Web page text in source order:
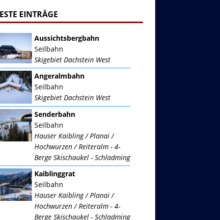
EINTRÄGE
Aussichtsbergbahn
Seilbahn
Skigebiet Dachstein West
Angeralmbahn
Seilbahn
Skigebiet Dachstein West
Senderbahn
Seilbahn
Hauser Kaibling / Planai /
Hochwurzen / Reiteralm - 4-
Berge Skischaukel - Schladming
Kaiblinggrat
Seilbahn
Hauser Kaibling / Planai /
Hochwurzen / Reiteralm - 4-
Berge Skischaukel - Schladming